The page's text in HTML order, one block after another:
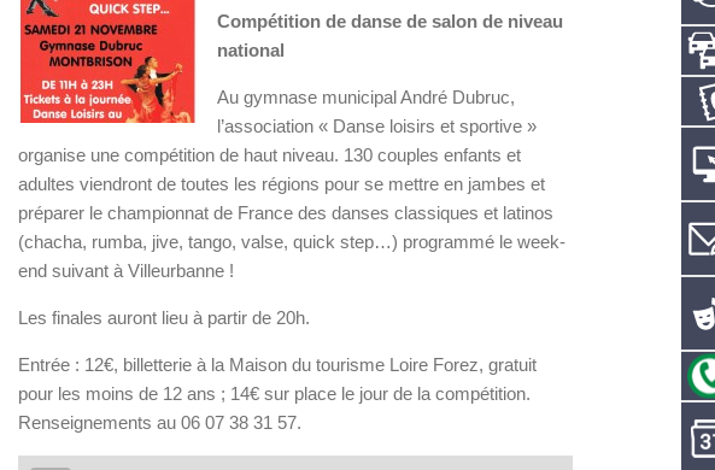
Compétition de danse de salon de niveau
national
Au gymnase municipal André Dubruc,
l’association « Danse loisirs et sportive »
organise une compétition de haut niveau. 130 couples enfants et
adultes viendront de toutes les régions pour se mettre en jambes et
préparer le championnat de France des danses classiques et latinos
(chacha, rumba, jive, tango, valse, quick step…) programmé le week-
end suivant à Villeurbanne !
Les finales auront lieu à partir de 20h.
Entrée : 12€, billetterie à la Maison du tourisme Loire Forez, gratuit
pour les moins de 12 ans ; 14€ sur place le jour de la compétition.
Renseignements au 06 07 38 31 57.